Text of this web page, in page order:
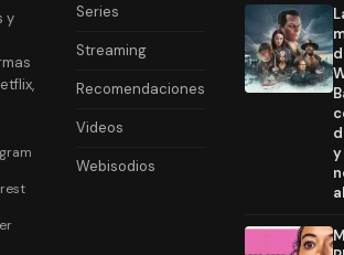
y
Series
Streaming
Recomendaciones
Videos
Webisodios
y